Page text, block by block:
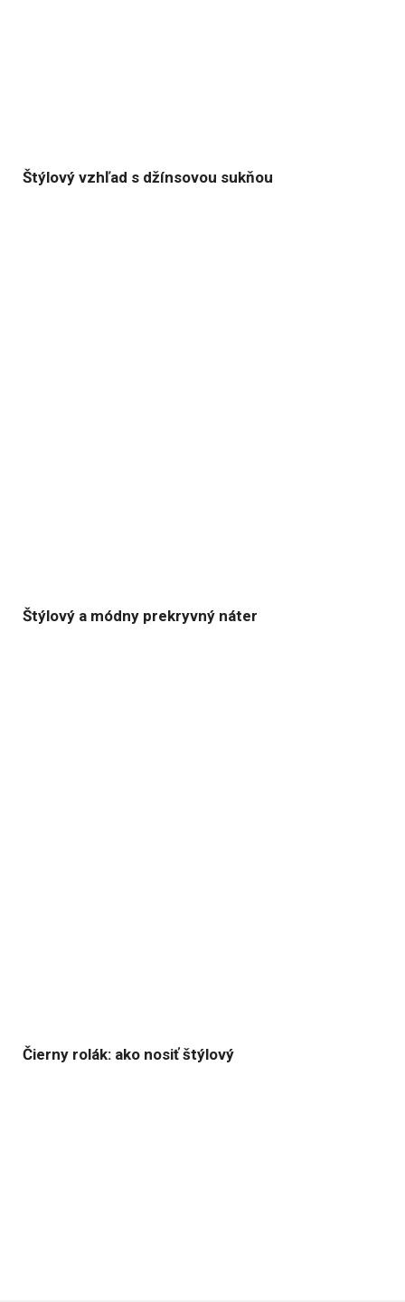
Štýlový vzhľad s džínsovou sukňou
Štýlový a módny prekryvný náter
Čierny rolák: ako nosiť štýlový